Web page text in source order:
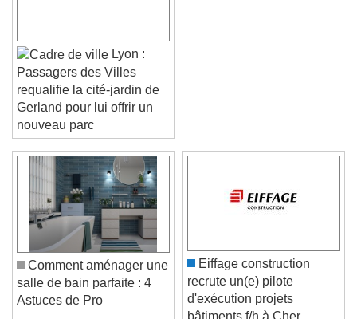
Video Player is loading.
Play Video
Play
Skip Backward
Skip Forward
Unmute
Current Time0:00
/
Duration-:-
Loaded:
Lyon :
Passagers des Villes
requalifie la cité-jardin de
Gerland pour lui offrir un
nouveau parc
Comment aménager une
salle de bain parfaite : 4
Eiffage construction
recrute un(e) pilote
d'exécution projets